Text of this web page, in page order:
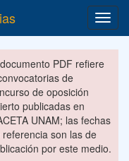
PDF refiere
de
de oposición
publicadas en
UNAM; las fechas
referencia son las de
por este medio.